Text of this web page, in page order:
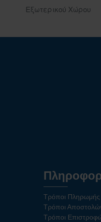
Εξωτερικού Χώρου
Τρόποι Πληρωμής
Τρόποι
Τρόποι